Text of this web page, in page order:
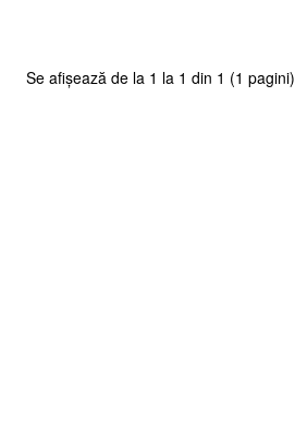
Se afișează de la 1 la 1 din 1 (1 pagini)